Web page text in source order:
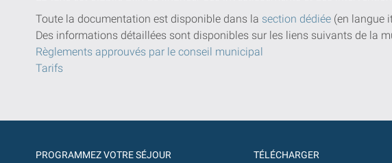
Toute la documentation est disponible dans la section dédiée (en langue
Des informations détaillées sont disponibles sur les liens suivants de la
Règlements approuvés par le conseil municipal
Tarifs
PROGRAMMEZ VOTRE SÉJOUR TÉLÉCHARGER